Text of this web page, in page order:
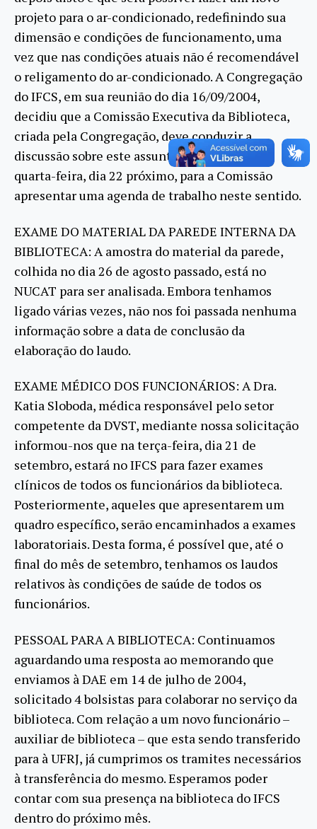
projeto para o ar-condicionado, redefinindo sua
dimensão e condições de funcionamento, uma
vez que nas condições atuais não é recomendável
o religamento do ar-condicionado. A Congregação
do IFCS, em sua reunião do dia 16/09/2004,
decidiu que a Comissão Executiva da Biblioteca,
criada pela Congregação, deve conduzir a
discussão sobre este assunto e deu prazo até,
quarta-feira, dia 22 próximo, para a Comissão
apresentar uma agenda de trabalho neste sentido.
EXAME DO MATERIAL DA PAREDE INTERNA DA
BIBLIOTECA: A amostra do material da parede,
colhida no dia 26 de agosto passado, está no
NUCAT para ser analisada. Embora tenhamos
ligado várias vezes, não nos foi passada nenhuma
informação sobre a data de conclusão da
elaboração do laudo.
EXAME MÉDICO DOS FUNCIONÁRIOS: A Dra.
Katia Sloboda, médica responsável pelo setor
competente da DVST, mediante nossa solicitação
informou-nos que na terça-feira, dia 21 de
setembro, estará no IFCS para fazer exames
clínicos de todos os funcionários da biblioteca.
Posteriormente, aqueles que apresentarem um
quadro específico, serão encaminhados a exames
laboratoriais. Desta forma, é possível que, até o
final do mês de setembro, tenhamos os laudos
relativos às condições de saúde de todos os
funcionários.
PESSOAL PARA A BIBLIOTECA: Continuamos
aguardando uma resposta ao memorando que
enviamos à DAE em 14 de julho de 2004,
solicitado 4 bolsistas para colaborar no serviço da
biblioteca. Com relação a um novo funcionário –
auxiliar de biblioteca – que esta sendo transferido
para à UFRJ, já cumprimos os tramites necessários
à transferência do mesmo. Esperamos poder
contar com sua presença na biblioteca do IFCS
dentro do próximo mês.